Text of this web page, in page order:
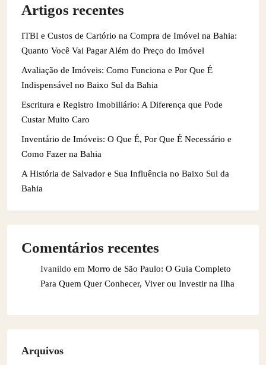
Artigos recentes
ITBI e Custos de Cartório na Compra de Imóvel na Bahia:
Quanto Você Vai Pagar Além do Preço do Imóvel
Avaliação de Imóveis: Como Funciona e Por Que É
Indispensável no Baixo Sul da Bahia
Escritura e Registro Imobiliário: A Diferença que Pode
Custar Muito Caro
Inventário de Imóveis: O Que É, Por Que É Necessário e
Como Fazer na Bahia
A História de Salvador e Sua Influência no Baixo Sul da
Bahia
Comentários recentes
Ivanildo em Morro de São Paulo: O Guia Completo
Para Quem Quer Conhecer, Viver ou Investir na Ilha
Arquivos